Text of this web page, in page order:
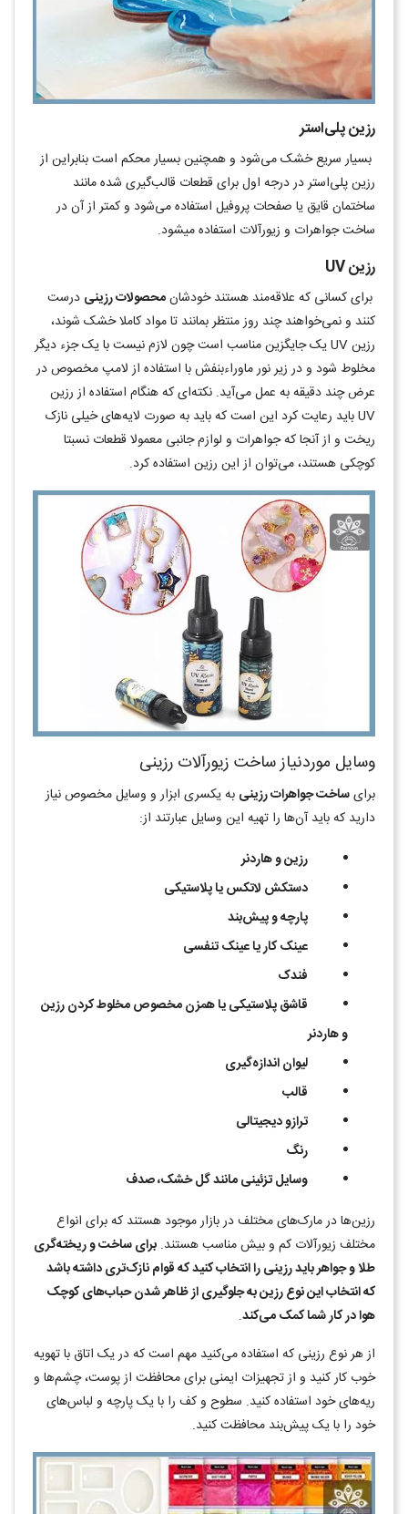
رزین پلی‌استر
بسیار سریع خشک می‌شود و همچنین بسیار محکم است بنابراین از
رزین پلی‌استر در درجه اول برای قطعات قالب‌گیری شده مانند
ساختمان قایق یا صفحات پروفیل استفاده می‌شود و کمتر از آن در
ساخت جواهرات و زیورآلات استفاده می‎شود.
رزینUV
برای کسانی که علاقه‌مند هستند خودشانمحصولات رزینی درست
کنند و نمی‌خواهند چند روز منتظر بمانند تا مواد کاملا خشک شوند،
رزین UV یک جایگزین مناسب است چون لازم نیست با یک جزء دیگر
مخلوط شود و در زیر نور ماوراءبنفش با استفاده از لامپ مخصوص در
عرض چند دقیقه به عمل می‌آید. نکته‎‌ای که هنگام استفاده از رزین
UV باید رعایت کرد این است که باید به صورت لایه‌های خیلی نازک
ریخت و از آنجا که جواهرات و لوازم جانبی معمولا قطعات نسبتا
کوچکی هستند، می‌توان از این رزین استفاده کرد.
وسایل موردنیاز ساخت زیورآلات رزینی
برایساخت جواهرات رزینی به یکسری ابزار و وسایل مخصوص نیاز
دارید که باید آن‌ها را تهیه این وسایل عبارتند از:
رزین و هاردنر
دستکش لاتکس یا پلاستیکی
پارچه و پیش‌بند
عینک کار یا عینک تنفسی
فندک
قاشق پلاستیکی یا همزن مخصوص مخلوط کردن رزین
و هاردنر
لیوان اندازه‌گیری
قالب
ترازو دیجیتالی
رنگ
وسایل تزئینی مانند گل خشک، صدف
رزین‌ها در مارک‌های مختلف در بازار موجود هستند که برای انواع
مختلف زیورآلات کم و بیش مناسب هستند. برای ساخت و ریخته‌گری
طلا و جواهر باید رزینی را انتخاب کنید که قوام نازک‌تری داشته باشد
که انتخاب این نوع رزین به جلوگیری از ظاهر شدن حباب‌های کوچک
هوا در کار شما کمک می‌کند.
از هر نوع رزینی که استفاده می‌کنید مهم است که در یک اتاق با تهویه
خوب کار کنید و از تجهیزات ایمنی برای محافظت از پوست، چشم‌ها و
ریه‌های خود استفاده کنید. سطوح و کف را با یک پارچه و لباس‌های
خود را با یک پیش‌بند محافظت کنید.